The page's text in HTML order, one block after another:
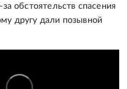
обстоятельств спасения
другу дали позывной